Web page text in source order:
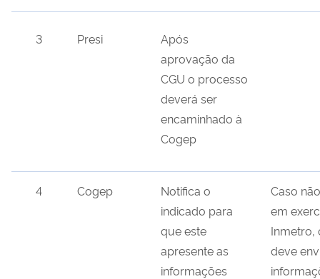
3 Presi
Após
aprovação da
CGU o processo
deverá ser
encaminhado à
Cogep
4 Cogep
Notifica o
indicado para
que este
apresente as
informações
Caso
em
Inmetro,
deve